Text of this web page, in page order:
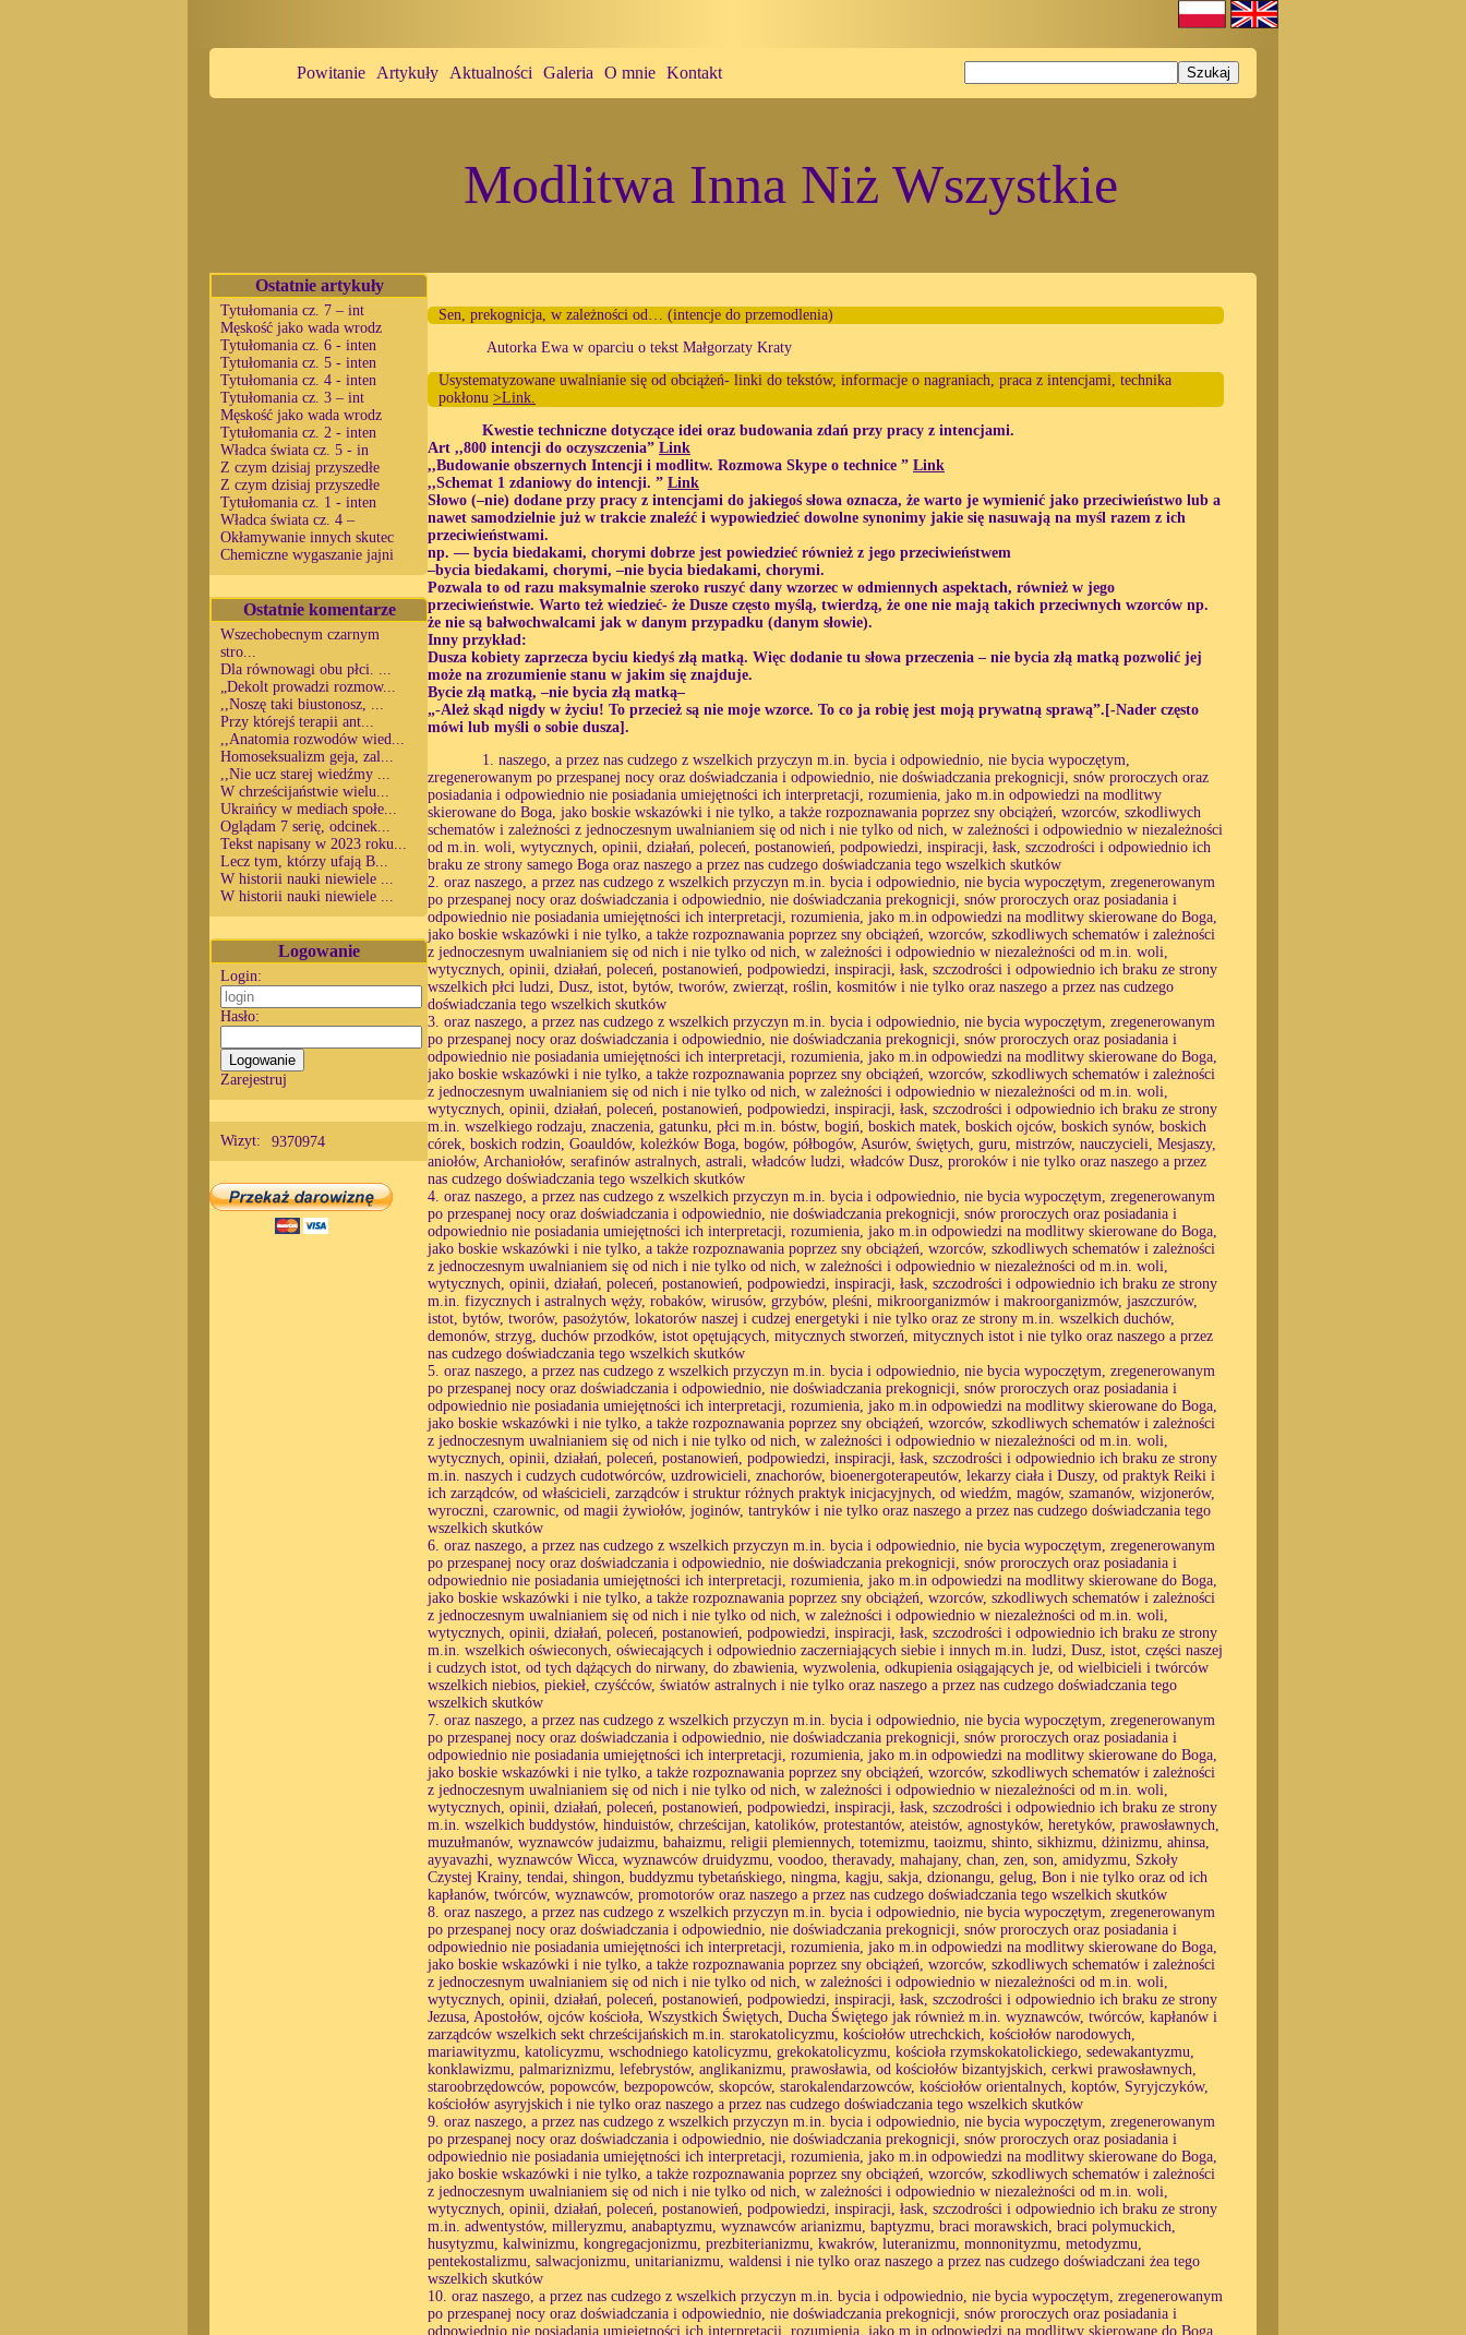
Powitanie Artykuły Aktualności Galeria O mnie Kontakt
Modlitwa Inna Niż Wszystkie
Ostatnie artykuły
Tytułomania cz. 7 – int
Męskość jako wada wrodz
Tytułomania cz. 6 - inten
Tytułomania cz. 5 - inten
Tytułomania cz. 4 - inten
Tytułomania cz. 3 – int
Męskość jako wada wrodz
Tytułomania cz. 2 - inten
Władca świata cz. 5 - in
Z czym dzisiaj przyszedłe
Z czym dzisiaj przyszedłe
Tytułomania cz. 1 - inten
Władca świata cz. 4 –
Okłamywanie innych skutec
Chemiczne wygaszanie jajni
Ostatnie komentarze
Wszechobecnym czarnym
stro...
Dla równowagi obu płci. ...
„Dekolt prowadzi rozmow...
,,Noszę taki biustonosz, ...
Przy którejś terapii ant...
,,Anatomia rozwodów wied...
Homoseksualizm geja, zal...
,,Nie ucz starej wiedźmy ...
W chrześcijaństwie wielu...
Ukraińcy w mediach społe...
Oglądam 7 serię, odcinek...
Tekst napisany w 2023 roku...
Lecz tym, którzy ufają B...
W historii nauki niewiele ...
W historii nauki niewiele ...
Logowanie
Login:
Hasło:
Zarejestruj
Wizyt: 9370974
Sen, prekognicja, w zależności od… (intencje do przemodlenia)
Autorka Ewa w oparciu o tekst Małgorzaty Kraty
Usystematyzowane uwalnianie się od obciążeń- linki do tekstów, informacje o nagraniach, praca z intencjami, technika
pokłonu >Link.
Kwestie techniczne dotyczące idei oraz budowania zdań przy pracy z intencjami.
Art ,,800 intencji do oczyszczenia” Link
,,Budowanie obszernych Intencji i modlitw. Rozmowa Skype o technice ” Link
,,Schemat 1 zdaniowy do intencji. ” Link
Słowo (–nie) dodane przy pracy z intencjami do jakiegoś słowa oznacza, że warto je wymienić jako przeciwieństwo lub a
nawet samodzielnie już w trakcie znaleźć i wypowiedzieć dowolne synonimy jakie się nasuwają na myśl razem z ich
przeciwieństwami.
np. — bycia biedakami, chorymi dobrze jest powiedzieć również z jego przeciwieństwem
–bycia biedakami, chorymi, –nie bycia biedakami, chorymi.
Pozwala to od razu maksymalnie szeroko ruszyć dany wzorzec w odmiennych aspektach, również w jego
przeciwieństwie. Warto też wiedzieć- że Dusze często myślą, twierdzą, że one nie mają takich przeciwnych wzorców np.
że nie są bałwochwalcami jak w danym przypadku (danym słowie).
Inny przykład:
Dusza kobiety zaprzecza byciu kiedyś złą matką. Więc dodanie tu słowa przeczenia – nie bycia złą matką pozwolić jej
może na zrozumienie stanu w jakim się znajduje.
Bycie złą matką, –nie bycia złą matką–
„-Ależ skąd nigdy w życiu! To przecież są nie moje wzorce. To co ja robię jest moją prywatną sprawą”.[-Nader często
mówi lub myśli o sobie dusza].
1. naszego, a przez nas cudzego z wszelkich przyczyn m.in. bycia i odpowiednio, nie bycia wypoczętym,
zregenerowanym po przespanej nocy oraz doświadczania i odpowiednio, nie doświadczania prekognicji, snów proroczych oraz
posiadania i odpowiednio nie posiadania umiejętności ich interpretacji, rozumienia, jako m.in odpowiedzi na modlitwy
skierowane do Boga, jako boskie wskazówki i nie tylko, a także rozpoznawania poprzez sny obciążeń, wzorców, szkodliwych
schematów i zależności z jednoczesnym uwalnianiem się od nich i nie tylko od nich, w zależności i odpowiednio w niezależności
od m.in. woli, wytycznych, opinii, działań, poleceń, postanowień, podpowiedzi, inspiracji, łask, szczodrości i odpowiednio ich
braku ze strony samego Boga oraz naszego a przez nas cudzego doświadczania tego wszelkich skutków
2. oraz naszego, a przez nas cudzego z wszelkich przyczyn m.in. bycia i odpowiednio, nie bycia wypoczętym, zregenerowanym
po przespanej nocy oraz doświadczania i odpowiednio, nie doświadczania prekognicji, snów proroczych oraz posiadania i
odpowiednio nie posiadania umiejętności ich interpretacji, rozumienia, jako m.in odpowiedzi na modlitwy skierowane do Boga,
jako boskie wskazówki i nie tylko, a także rozpoznawania poprzez sny obciążeń, wzorców, szkodliwych schematów i zależności
z jednoczesnym uwalnianiem się od nich i nie tylko od nich, w zależności i odpowiednio w niezależności od m.in. woli,
wytycznych, opinii, działań, poleceń, postanowień, podpowiedzi, inspiracji, łask, szczodrości i odpowiednio ich braku ze strony
wszelkich płci ludzi, Dusz, istot, bytów, tworów, zwierząt, roślin, kosmitów i nie tylko oraz naszego a przez nas cudzego
doświadczania tego wszelkich skutków
3. oraz naszego, a przez nas cudzego z wszelkich przyczyn m.in. bycia i odpowiednio, nie bycia wypoczętym, zregenerowanym
po przespanej nocy oraz doświadczania i odpowiednio, nie doświadczania prekognicji, snów proroczych oraz posiadania i
odpowiednio nie posiadania umiejętności ich interpretacji, rozumienia, jako m.in odpowiedzi na modlitwy skierowane do Boga,
jako boskie wskazówki i nie tylko, a także rozpoznawania poprzez sny obciążeń, wzorców, szkodliwych schematów i zależności
z jednoczesnym uwalnianiem się od nich i nie tylko od nich, w zależności i odpowiednio w niezależności od m.in. woli,
wytycznych, opinii, działań, poleceń, postanowień, podpowiedzi, inspiracji, łask, szczodrości i odpowiednio ich braku ze strony
m.in. wszelkiego rodzaju, znaczenia, gatunku, płci m.in. bóstw, bogiń, boskich matek, boskich ojców, boskich synów, boskich
córek, boskich rodzin, Goauldów, koleżków Boga, bogów, półbogów, Asurów, świętych, guru, mistrzów, nauczycieli, Mesjaszy,
aniołów, Archaniołów, serafinów astralnych, astrali, władców ludzi, władców Dusz, proroków i nie tylko oraz naszego a przez
nas cudzego doświadczania tego wszelkich skutków
4. oraz naszego, a przez nas cudzego z wszelkich przyczyn m.in. bycia i odpowiednio, nie bycia wypoczętym, zregenerowanym
po przespanej nocy oraz doświadczania i odpowiednio, nie doświadczania prekognicji, snów proroczych oraz posiadania i
odpowiednio nie posiadania umiejętności ich interpretacji, rozumienia, jako m.in odpowiedzi na modlitwy skierowane do Boga,
jako boskie wskazówki i nie tylko, a także rozpoznawania poprzez sny obciążeń, wzorców, szkodliwych schematów i zależności
z jednoczesnym uwalnianiem się od nich i nie tylko od nich, w zależności i odpowiednio w niezależności od m.in. woli,
wytycznych, opinii, działań, poleceń, postanowień, podpowiedzi, inspiracji, łask, szczodrości i odpowiednio ich braku ze strony
m.in. fizycznych i astralnych węży, robaków, wirusów, grzybów, pleśni, mikroorganizmów i makroorganizmów, jaszczurów,
istot, bytów, tworów, pasożytów, lokatorów naszej i cudzej energetyki i nie tylko oraz ze strony m.in. wszelkich duchów,
demonów, strzyg, duchów przodków, istot opętujących, mitycznych stworzeń, mitycznych istot i nie tylko oraz naszego a przez
nas cudzego doświadczania tego wszelkich skutków
5. oraz naszego, a przez nas cudzego z wszelkich przyczyn m.in. bycia i odpowiednio, nie bycia wypoczętym, zregenerowanym
po przespanej nocy oraz doświadczania i odpowiednio, nie doświadczania prekognicji, snów proroczych oraz posiadania i
odpowiednio nie posiadania umiejętności ich interpretacji, rozumienia, jako m.in odpowiedzi na modlitwy skierowane do Boga,
jako boskie wskazówki i nie tylko, a także rozpoznawania poprzez sny obciążeń, wzorców, szkodliwych schematów i zależności
z jednoczesnym uwalnianiem się od nich i nie tylko od nich, w zależności i odpowiednio w niezależności od m.in. woli,
wytycznych, opinii, działań, poleceń, postanowień, podpowiedzi, inspiracji, łask, szczodrości i odpowiednio ich braku ze strony
m.in. naszych i cudzych cudotwórców, uzdrowicieli, znachorów, bioenergoterapeutów, lekarzy ciała i Duszy, od praktyk Reiki i
ich zarządców, od właścicieli, zarządców i struktur różnych praktyk inicjacyjnych, od wiedźm, magów, szamanów, wizjonerów,
wyroczni, czarownic, od magii żywiołów, joginów, tantryków i nie tylko oraz naszego a przez nas cudzego doświadczania tego
wszelkich skutków
6. oraz naszego, a przez nas cudzego z wszelkich przyczyn m.in. bycia i odpowiednio, nie bycia wypoczętym, zregenerowanym
po przespanej nocy oraz doświadczania i odpowiednio, nie doświadczania prekognicji, snów proroczych oraz posiadania i
odpowiednio nie posiadania umiejętności ich interpretacji, rozumienia, jako m.in odpowiedzi na modlitwy skierowane do Boga,
jako boskie wskazówki i nie tylko, a także rozpoznawania poprzez sny obciążeń, wzorców, szkodliwych schematów i zależności
z jednoczesnym uwalnianiem się od nich i nie tylko od nich, w zależności i odpowiednio w niezależności od m.in. woli,
wytycznych, opinii, działań, poleceń, postanowień, podpowiedzi, inspiracji, łask, szczodrości i odpowiednio ich braku ze strony
m.in. wszelkich oświeconych, oświecających i odpowiednio zaczerniających siebie i innych m.in. ludzi, Dusz, istot, części naszej
i cudzych istot, od tych dążących do nirwany, do zbawienia, wyzwolenia, odkupienia osiągających je, od wielbicieli i twórców
wszelkich niebios, piekieł, czyśćców, światów astralnych i nie tylko oraz naszego a przez nas cudzego doświadczania tego
wszelkich skutków
7. oraz naszego, a przez nas cudzego z wszelkich przyczyn m.in. bycia i odpowiednio, nie bycia wypoczętym, zregenerowanym
po przespanej nocy oraz doświadczania i odpowiednio, nie doświadczania prekognicji, snów proroczych oraz posiadania i
odpowiednio nie posiadania umiejętności ich interpretacji, rozumienia, jako m.in odpowiedzi na modlitwy skierowane do Boga,
jako boskie wskazówki i nie tylko, a także rozpoznawania poprzez sny obciążeń, wzorców, szkodliwych schematów i zależności
z jednoczesnym uwalnianiem się od nich i nie tylko od nich, w zależności i odpowiednio w niezależności od m.in. woli,
wytycznych, opinii, działań, poleceń, postanowień, podpowiedzi, inspiracji, łask, szczodrości i odpowiednio ich braku ze strony
m.in. wszelkich buddystów, hinduistów, chrześcijan, katolików, protestantów, ateistów, agnostyków, heretyków, prawosławnych,
muzułmanów, wyznawców judaizmu, bahaizmu, religii plemiennych, totemizmu, taoizmu, shinto, sikhizmu, dżinizmu, ahinsa,
ayyavazhi, wyznawców Wicca, wyznawców druidyzmu, voodoo, theravady, mahajany, chan, zen, son, amidyzmu, Szkoły
Czystej Krainy, tendai, shingon, buddyzmu tybetańskiego, ningma, kagju, sakja, dzionangu, gelug, Bon i nie tylko oraz od ich
kapłanów, twórców, wyznawców, promotorów oraz naszego a przez nas cudzego doświadczania tego wszelkich skutków
8. oraz naszego, a przez nas cudzego z wszelkich przyczyn m.in. bycia i odpowiednio, nie bycia wypoczętym, zregenerowanym
po przespanej nocy oraz doświadczania i odpowiednio, nie doświadczania prekognicji, snów proroczych oraz posiadania i
odpowiednio nie posiadania umiejętności ich interpretacji, rozumienia, jako m.in odpowiedzi na modlitwy skierowane do Boga,
jako boskie wskazówki i nie tylko, a także rozpoznawania poprzez sny obciążeń, wzorców, szkodliwych schematów i zależności
z jednoczesnym uwalnianiem się od nich i nie tylko od nich, w zależności i odpowiednio w niezależności od m.in. woli,
wytycznych, opinii, działań, poleceń, postanowień, podpowiedzi, inspiracji, łask, szczodrości i odpowiednio ich braku ze strony
Jezusa, Apostołów, ojców kościoła, Wszystkich Świętych, Ducha Świętego jak również m.in. wyznawców, twórców, kapłanów i
zarządców wszelkich sekt chrześcijańskich m.in. starokatolicyzmu, kościołów utrechckich, kościołów narodowych,
mariawityzmu, katolicyzmu, wschodniego katolicyzmu, grekokatolicyzmu, kościoła rzymskokatolickiego, sedewakantyzmu,
konklawizmu, palmariznizmu, lefebrystów, anglikanizmu, prawosławia, od kościołów bizantyjskich, cerkwi prawosławnych,
staroobrzędowców, popowców, bezpopowców, skopców, starokalendarzowców, kościołów orientalnych, koptów, Syryjczyków,
kościołów asyryjskich i nie tylko oraz naszego a przez nas cudzego doświadczania tego wszelkich skutków
9. oraz naszego, a przez nas cudzego z wszelkich przyczyn m.in. bycia i odpowiednio, nie bycia wypoczętym, zregenerowanym
po przespanej nocy oraz doświadczania i odpowiednio, nie doświadczania prekognicji, snów proroczych oraz posiadania i
odpowiednio nie posiadania umiejętności ich interpretacji, rozumienia, jako m.in odpowiedzi na modlitwy skierowane do Boga,
jako boskie wskazówki i nie tylko, a także rozpoznawania poprzez sny obciążeń, wzorców, szkodliwych schematów i zależności
z jednoczesnym uwalnianiem się od nich i nie tylko od nich, w zależności i odpowiednio w niezależności od m.in. woli,
wytycznych, opinii, działań, poleceń, postanowień, podpowiedzi, inspiracji, łask, szczodrości i odpowiednio ich braku ze strony
m.in. adwentystów, milleryzmu, anabaptyzmu, wyznawców arianizmu, baptyzmu, braci morawskich, braci polymuckich,
husytyzmu, kalwinizmu, kongregacjonizmu, prezbiterianizmu, kwakrów, luteranizmu, monnonityzmu, metodyzmu,
pentekostalizmu, salwacjonizmu, unitarianizmu, waldensi i nie tylko oraz naszego a przez nas cudzego doświadczani żea tego
wszelkich skutków
10. oraz naszego, a przez nas cudzego z wszelkich przyczyn m.in. bycia i odpowiednio, nie bycia wypoczętym, zregenerowanym
po przespanej nocy oraz doświadczania i odpowiednio, nie doświadczania prekognicji, snów proroczych oraz posiadania i
odpowiednio nie posiadania umiejętności ich interpretacji, rozumienia, jako m.in odpowiedzi na modlitwy skierowane do Boga,